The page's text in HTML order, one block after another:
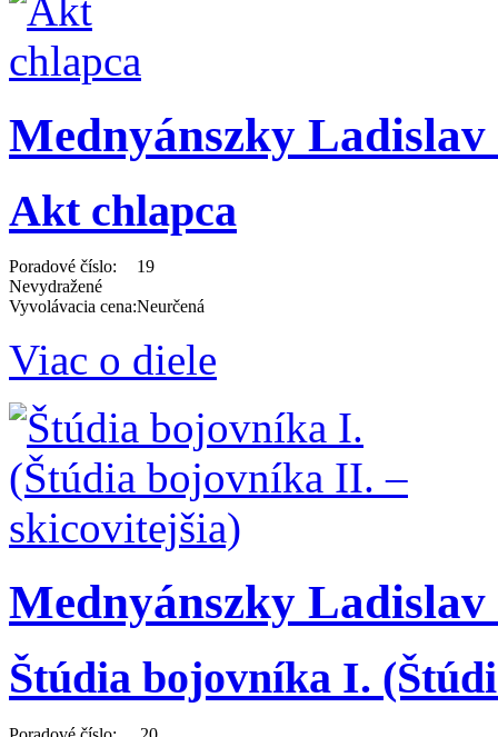
Mednyánszky Ladislav
Akt chlapca
Poradové číslo:
19
Nevydražené
Vyvolávacia cena:Neurčená
Viac o diele
Mednyánszky Ladislav
Štúdia bojovníka I.